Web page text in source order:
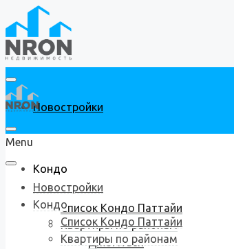
Новостройки
Кондо
Список Кондо Паттайи
Квартиры по районам
Джомтьен
Menu
Новостройки
Кондо
Список Кондо Паттайи
Квартиры по районам